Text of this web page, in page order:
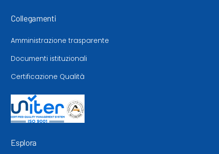
Collegamenti
Amministrazione trasparente
Documenti istituzionali
Certificazione Qualità
Esplora